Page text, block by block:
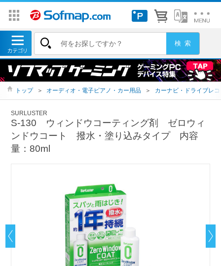
トップ ＞ オーディオ・電子ピアノ・カー用品 ＞ カーナビ・ドライブレ
SURLUSTER
S-130 ウィンドウコーティング剤 ゼロウィ
ンドウコート 撥水・塗り込みタイプ 内容
量：80ml